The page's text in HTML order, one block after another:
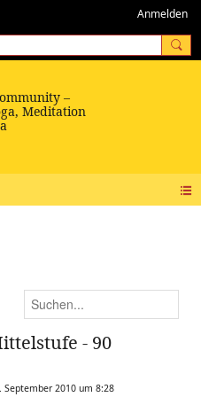
Anmelden
- 90
September 2010 um 8:28